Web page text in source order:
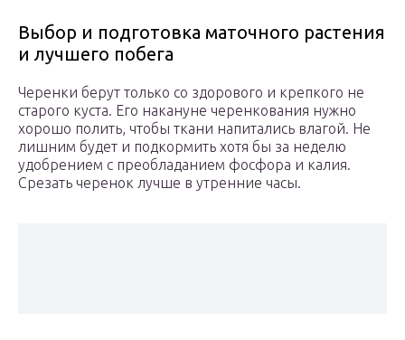
Выбор и подготовка маточного растения
и лучшего побега
Черенки берут только со здорового и крепкого не
старого куста. Его накануне черенкования нужно
хорошо полить, чтобы ткани напитались влагой. Не
лишним будет и подкормить хотя бы за неделю
удобрением с преобладанием фосфора и калия.
Срезать черенок лучше в утренние часы.